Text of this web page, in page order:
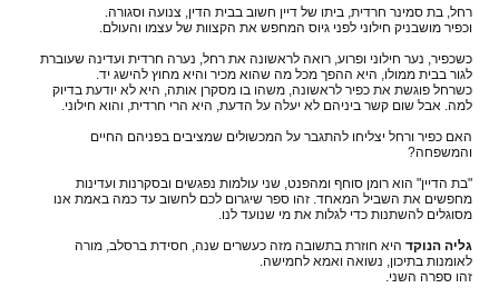
רחל, בת סמינר חרדית, ביתו של דיין חשוב בבית הדין, צנועה וסגורה.
וכפיר מושבניק חילוני לפני גיוס המחפש את הקצוות של עצמו והעולם.
כשכפיר, נער חילוני ופרוע, רואה לראשונה את רחל, נערה חרדית ועדינה שעוברת
לגור בבית ממולו, היא ההפך מכל מה שהוא מכיר והיא מחוץ להישג יד.
כשרחל פוגשת את כפיר לראשונה, משהו בו מסקרן אותה, היא לא יודעת בדיוק
למה. אבל שום קשר ביניהם לא יעלה על הדעת, היא הרי חרדית, והוא חילוני.
האם כפיר ורחל יצליחו להתגבר על המכשולים שמציבים בפניהם החיים
והמשפחה?
"בת הדיין" הוא רומן סוחף ומהפנט, שני עולמות נפגשים ובסקרנות ועדינות
מחפשים את השביל המאחד. זהו ספר שיגרום לכם לחשוב עד כמה באמת אנו
מסוגלים להשתנות כדי לגלות את מי שנועד לנו.
גליה הנוקד היא חוזרת בתשובה מזה כעשרים שנה, חסידת ברסלב, מורה
לאומנות בתיכון, נשואה ואמא לחמישה.
זהו ספרה השני.